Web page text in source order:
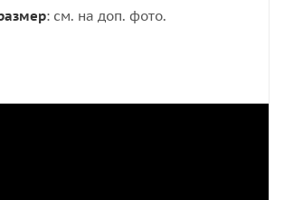
: см. на доп. фото.